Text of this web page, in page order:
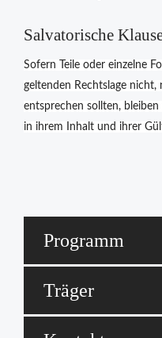
Salvatorische
Sofern Teile oder einzelne
geltenden Rechtslage
entsprechen sollten,
in ihrem Inhalt und ihrer
Programm
Träger